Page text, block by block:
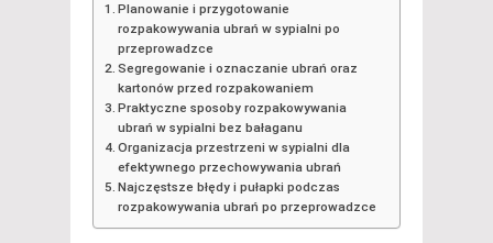
Planowanie i przygotowanie
rozpakowywania ubrań w sypialni po
przeprowadzce
Segregowanie i oznaczanie ubrań oraz
kartonów przed rozpakowaniem
Praktyczne sposoby rozpakowywania
ubrań w sypialni bez bałaganu
Organizacja przestrzeni w sypialni dla
efektywnego przechowywania ubrań
Najczęstsze błędy i pułapki podczas
rozpakowywania ubrań po przeprowadzce